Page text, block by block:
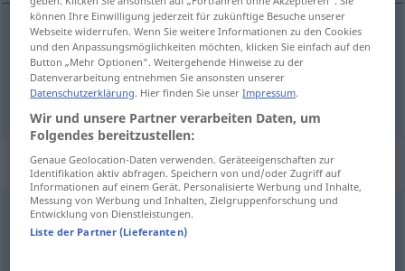
uhøvlet ungehobelt
ubehøvlet ungehobelt FIG
Synonyme für "ungehobelt"
saftig,handfest,hemdsärmelig
können Ihre Einwilligung jederzeit für zukünftige Besuche unserer
Webseite widerrufen. Wenn Sie weitere Informationen zu den Cookies
und den Anpassungsmöglichkeiten möchten, klicken Sie einfach auf den
Button „Mehr Optionen“. Weitergehende Hinweise zu der
Datenverarbeitung entnehmen Sie ansonsten unserer
Datenschutzerklärung. Hier finden Sie unserImpressum.
Wir und unsere Partner verarbeiten Daten, um
Folgendes bereitzustellen:
Genaue Geolocation-Daten verwenden. Geräteeigenschaften zur
Identifikation aktiv abfragen. Speichern von und/oder Zugriff auf
Informationen auf einem Gerät. Personalisierte Werbung und Inhalte,
Messung von Werbung und Inhalten, Zielgruppenforschung und
Entwicklung von Dienstleistungen.
Liste der Partner (Lieferanten)